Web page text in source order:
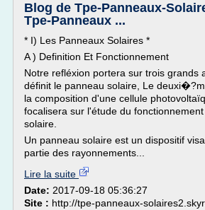
Blog de Tpe-Panneaux-
Tpe-Panneaux ...
* I) Les Panneaux Solaires *
A ) Definition Et Fonctionnement
Notre refléxion portera sur trois grands
définit le panneau solaire, Le
la composition d'une cellule
focalisera sur l'étude du
solaire.
Un panneau solaire est un dispositif
partie des rayonnements...
Lire la suite
Date: 2017-09-18 05:36:27
Site : http://tpe-panneaux-